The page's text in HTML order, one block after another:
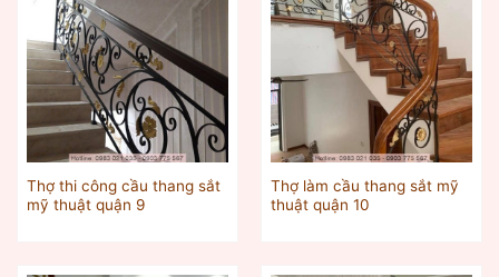
Thợ thi công cầu thang sắt
mỹ thuật quận 9
Thợ làm cầu thang sắt mỹ
thuật quận 10